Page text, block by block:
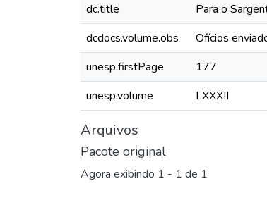
dc.title
Para o
dcdocs.volume.obs
Ofícios
unesp.firstPage
177
unesp.volume
LXXXII
Arquivos
Pacote original
Agora exibindo 1 - 1 de 1